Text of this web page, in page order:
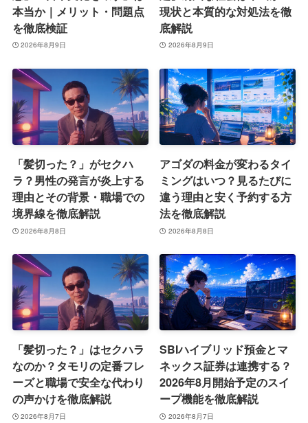
本当か｜メリット・問題点
を徹底検証
2026年8月9日
現状と本質的な対処法を徹
底解説
2026年8月9日
「髪切った？」がセクハ
ラ？男性の発言が炎上する
理由とその背景・職場での
境界線を徹底解説
2026年8月8日
アゴダの料金が変わるタイ
ミングはいつ？見るたびに
違う理由と安く予約する方
法を徹底解説
2026年8月8日
「髪切った？」はセクハラ
なのか？タモリの定番フレ
ーズと職場で安全な代わり
の声かけを徹底解説
2026年8月7日
SBIハイブリッド預金とマ
ネックス証券は連携する？
2026年8月開始予定のスイ
ープ機能を徹底解説
2026年8月7日